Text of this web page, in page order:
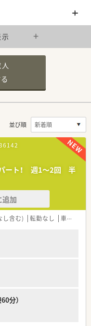
並び順
パート！ 週1～2回 半
追加
し含む) 転勤なし 車通勤可
分）